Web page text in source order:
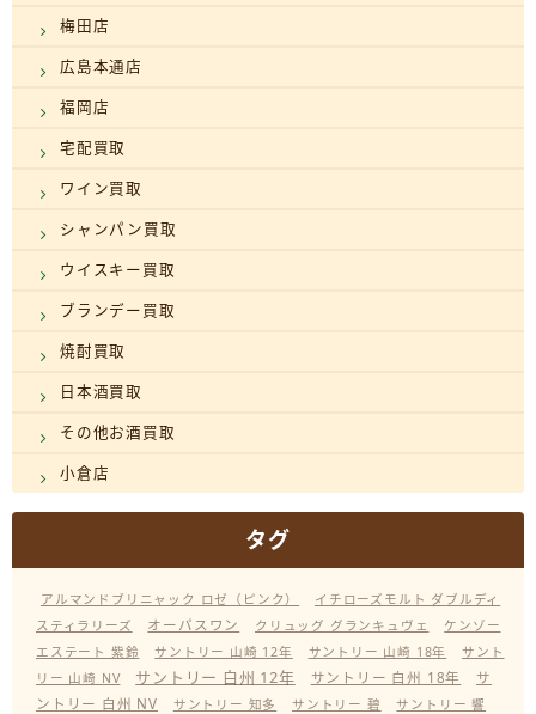
梅田店
広島本通店
福岡店
宅配買取
ワイン買取
シャンパン買取
ウイスキー買取
ブランデー買取
焼酎買取
日本酒買取
その他お酒買取
小倉店
タグ
アルマンドブリニャック ロゼ（ピンク）
イチローズモルト ダブルディ
スティラリーズ
オーパスワン クリュッグ グランキュヴェ
ケンゾー
エステート 紫鈴
サントリー 山崎 12年 サントリー 山崎 18年
サント
リー 山崎 NV
サントリー 白州 12年 サントリー 白州 18年
サ
ントリー 白州 NV
サントリー 知多 サントリー 碧 サントリー 響